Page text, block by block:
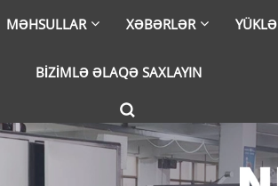
MƏHSULLAR XƏBƏRLƏR YÜKLƏ
BIZIMLƏ ƏLAQƏ SAXLAYIN